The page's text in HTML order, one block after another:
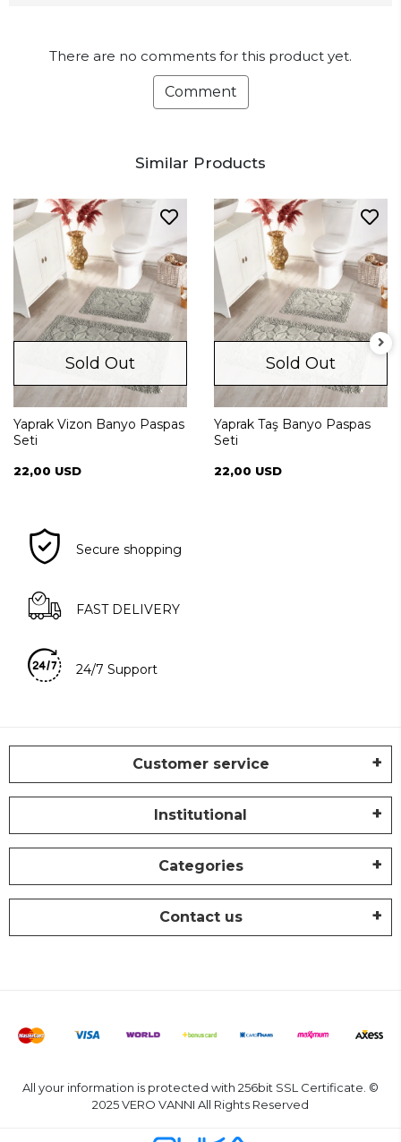
There are no comments for this product yet.
Comment
Similar Products
Sold Out
Yaprak Vizon Banyo Paspas
Seti
22,00 USD
Sold Out
Yaprak Taş Banyo Paspas
Seti
22,00 USD
Secure shopping
FAST DELIVERY
24/7 Support
Customer service
Institutional
Categories
Contact us
All your information is protected with 256bit SSL Certificate. ©
2025 VERO VANNI All Rights Reserved